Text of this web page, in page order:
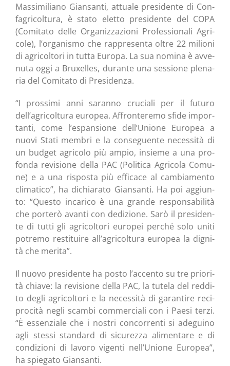
Mas­si­mi­lia­no Gian­san­ti, attua­le pre­si­den­te di Con­
fa­gri­col­tu­ra, è sta­to elet­to pre­si­den­te del COPA
(Comi­ta­to del­le Orga­niz­za­zio­ni Pro­fes­sio­na­li Agri­
co­le), l’or­ga­ni­smo che rap­pre­sen­ta oltre 22 milio­ni
di agri­col­to­ri in tut­ta Euro­pa. La sua nomi­na è avve­
nu­ta oggi a Bru­xel­les, duran­te una ses­sio­ne ple­na­
ria del Comi­ta­to di Presidenza.
“I pros­si­mi anni saran­no cru­cia­li per il futu­ro
dell’agricoltura euro­pea. Affron­te­re­mo sfi­de impor­
tan­ti, come l’espansione dell’Unione Euro­pea a
nuo­vi Sta­ti mem­bri e la con­se­guen­te neces­si­tà di
un bud­get agri­co­lo più ampio, insie­me a una pro­
fon­da revi­sio­ne del­la PAC (Poli­ti­ca Agri­co­la Comu­
ne) e a una rispo­sta più effi­ca­ce al cam­bia­men­to
cli­ma­ti­co”, ha dichia­ra­to Gian­san­ti. Ha poi aggiun­
to: “Que­sto inca­ri­co è una gran­de respon­sa­bi­li­tà
che por­te­rò avan­ti con dedi­zio­ne. Sarò il pre­si­den­
te di tut­ti gli agri­col­to­ri euro­pei per­ché solo uni­ti
potre­mo resti­tui­re all’agricoltura euro­pea la digni­
tà che merita”.
Il nuo­vo pre­si­den­te ha posto l’accento su tre prio­ri­
tà chia­ve: la revi­sio­ne del­la PAC, la tute­la del red­di­
to degli agri­col­to­ri e la neces­si­tà di garan­ti­re reci­
pro­ci­tà negli scam­bi com­mer­cia­li con i Pae­si ter­zi.
“È essen­zia­le che i nostri con­cor­ren­ti si ade­gui­no
agli stes­si stan­dard di sicu­rez­za ali­men­ta­re e di
con­di­zio­ni di lavo­ro vigen­ti nell’Unione Euro­pea”,
ha spie­ga­to Giansanti.